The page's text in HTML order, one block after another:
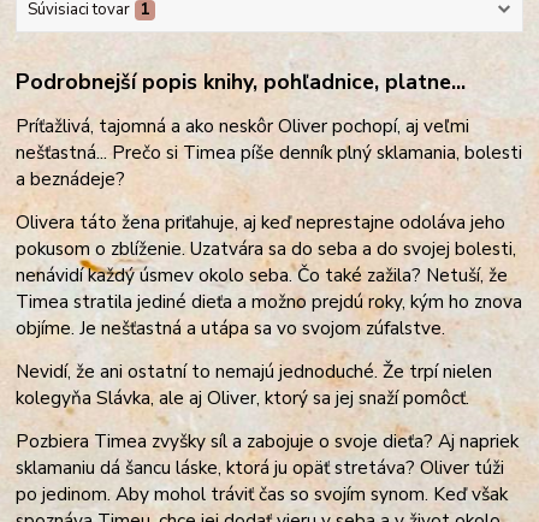
Súvisiaci tovar 1
Podrobnejší popis knihy, pohľadnice, platne...
Príťažlivá, tajomná a ako neskôr Oliver pochopí, aj veľmi
nešťastná... Prečo si Timea píše denník plný sklamania, bolesti
a beznádeje?
Olivera táto žena priťahuje, aj keď neprestajne odoláva jeho
pokusom o zblíženie. Uzatvára sa do seba a do svojej bolesti,
nenávidí každý úsmev okolo seba. Čo také zažila? Netuší, že
Timea stratila jediné dieťa a možno prejdú roky, kým ho znova
objíme. Je nešťastná a utápa sa vo svojom zúfalstve.
Nevidí, že ani ostatní to nemajú jednoduché. Že trpí nielen
kolegyňa Slávka, ale aj Oliver, ktorý sa jej snaží pomôcť.
Pozbiera Timea zvyšky síl a zabojuje o svoje dieťa? Aj napriek
sklamaniu dá šancu láske, ktorá ju opäť stretáva? Oliver túži
po jedinom. Aby mohol tráviť čas so svojím synom. Keď však